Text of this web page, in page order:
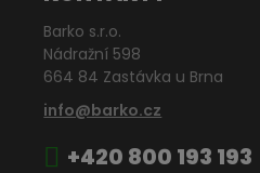
Barko s.r.o.
Nádražní 598
664 84 Zastávka u Brna
info@barko.cz
+420 800 193 193